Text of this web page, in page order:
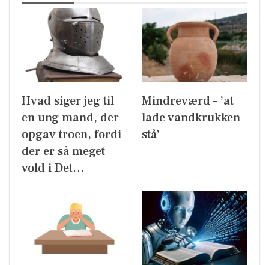
Hvad siger jeg til
en ung mand, der
opgav troen, fordi
der er så meget
vold i Det…
Mindreværd – ’at
lade vandkrukken
stå’